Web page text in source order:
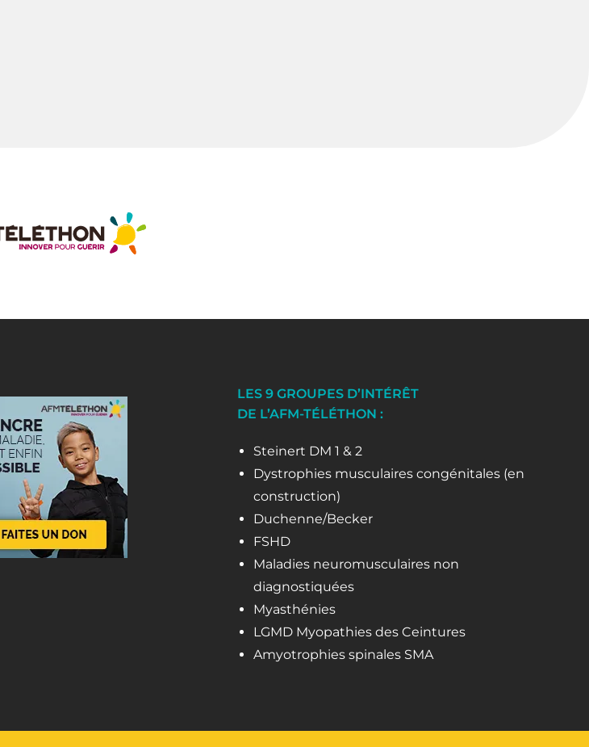
LES 9 GROUPES D’INTÉRÊT
DE L’AFM-TÉLÉTHON :
Steinert DM 1 & 2
Dystrophies musculaires congénitales (en
construction)
Duchenne/Becker
FSHD
Maladies neuromusculaires non
diagnostiquées
Myasthénies
LGMD Myopathies des Ceintures
Amyotrophies spinales SMA